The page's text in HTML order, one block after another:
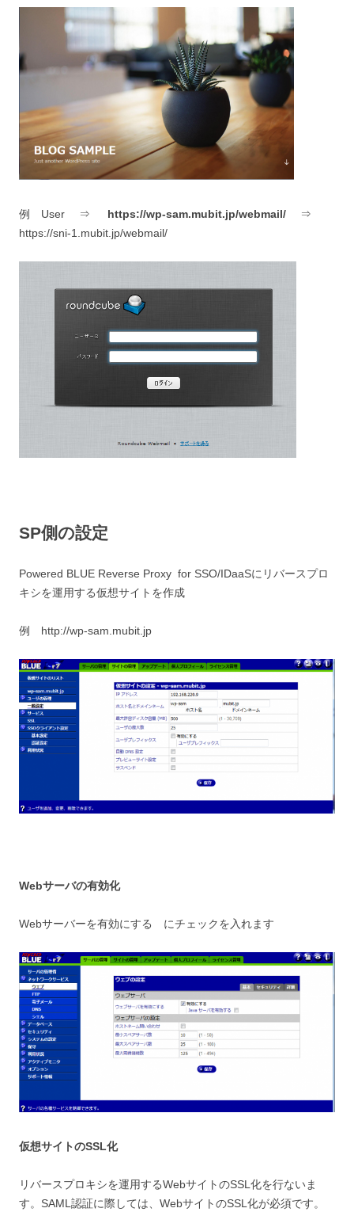
例 User ⇒ https://wp-sam.mubit.jp/webmail/ ⇒
https://sni-1.mubit.jp/webmail/
SP側の設定
Powered BLUE Reverse Proxy for SSO/IDaaSにリバースプロ
キシを運用する仮想サイトを作成
例 http://wp-sam.mubit.jp
Webサーバの有効化
Webサーバーを有効にする にチェックを入れます
仮想サイトのSSL化
リバースプロキシを運用するWebサイトのSSL化を行ないま
す。SAML認証に際しては、WebサイトのSSL化が必須です。